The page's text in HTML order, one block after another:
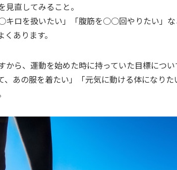
直してみること。
ロを扱いたい」「腹筋を○○回やりたい」な
あります。
ら、運動を始めた時に持っていた目標につい
あの服を着たい」「元気に動ける体になり